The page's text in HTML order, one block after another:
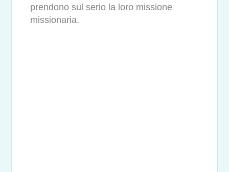
prendono sul serio la loro missione
missionaria.